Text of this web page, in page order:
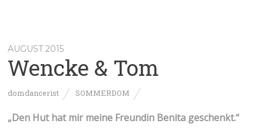
AUGUST 2015
Wencke & Tom
domdancerist SOMMERDOM
„Den Hut hat mir meine Freundin Benita geschenkt.“